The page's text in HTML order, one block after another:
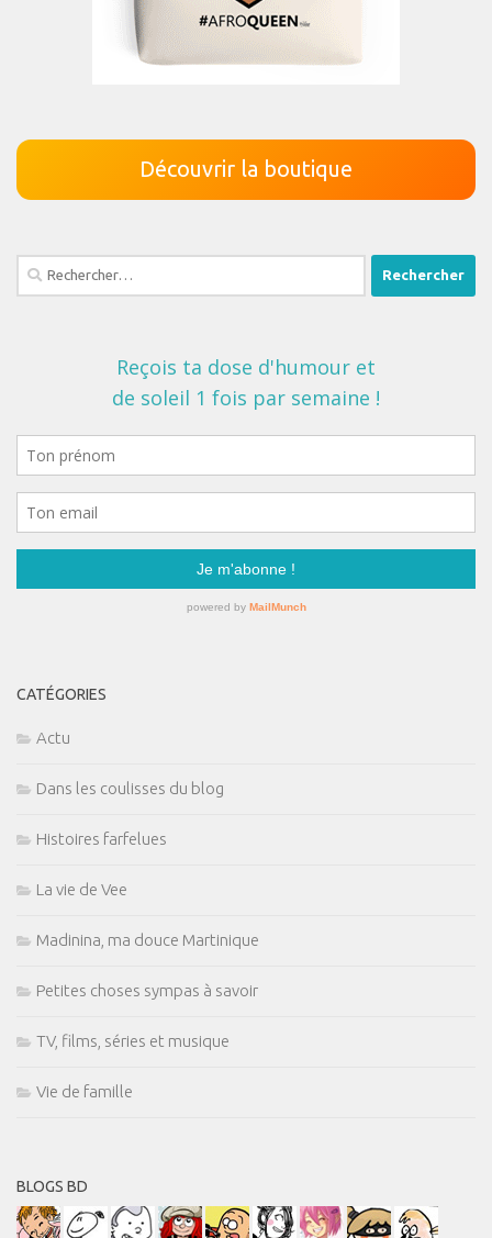
Découvrir la boutique
Rechercher :
CATÉGORIES
Actu
Dans les coulisses du blog
Histoires farfelues
La vie de Vee
Madinina, ma douce Martinique
Petites choses sympas à savoir
TV, films, séries et musique
Vie de famille
BLOGS BD